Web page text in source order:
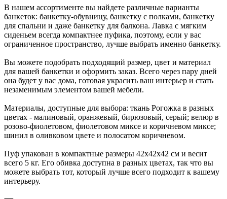
В нашем ассортименте вы найдете различные варианты
банкеток: банкетку-обувницу, банкетку с полками, банкетку
для спальни и даже банкетку для балкона. Лавка с мягким
сиденьем всегда компактнее пуфика, поэтому, если у вас
ограниченное пространство, лучше выбрать именно банкетку.
Вы можете подобрать подходящий размер, цвет и материал
для вашей банкетки и оформить заказ. Всего через пару дней
она будет у вас дома, готовая украсить ваш интерьер и стать
незаменимым элементом вашей мебели.
Материалы, доступные для выбора: ткань Рогожка в разных
цветах - малиновый, оранжевый, бирюзовый, серый; велюр в
розово-фиолетовом, фиолетовом миксе и коричневом миксе;
шинил в оливковом цвете и полосатом коричневом.
Пуф упакован в компактные размеры 42х42х42 см и весит
всего 5 кг. Его обивка доступна в разных цветах, так что вы
можете выбрать тот, который лучше всего подходит к вашему
интерьеру.